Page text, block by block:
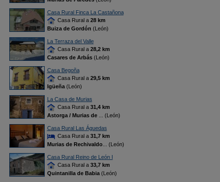
Casa Rural Finca La Castañona
Casa Rural a 28 km
Buiza de Gordón (León)
La Terraza del Valle
Casa Rural a 28,2 km
Casares de Arbás(León)
Casa Begoña
Casa Rural a 29,5 km
Igüeña(León)
La Casa de Murias
Casa Rural a 31,4 km
Astorga / Murias de
... (León)
Casa Rural Las Águedas
Casa Rural a 31,7 km
Murias de Rechivaldo... (León)
Casa Rural Reino de León I
Casa Rural a 33,7 km
Quintanilla de Babia(León)